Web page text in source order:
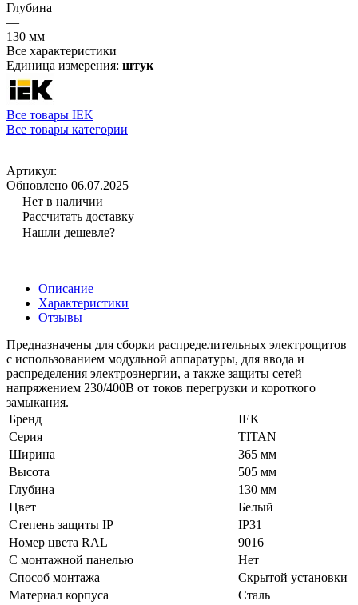
Глубина
—
130 мм
Все характеристики
Единица измерения: штук
Все товары IEK
Все товары категории
Артикул:
Обновлено 06.07.2025
Нет в наличии
Рассчитать доставку
Нашли дешевле?
Описание
Характеристики
Отзывы
Предназначены для сборки распределительных электрощитов
с использованием модульной аппаратуры, для ввода и
распределения электроэнергии, а также защиты сетей
напряжением 230/400В от токов перегрузки и короткого
замыкания.
Бренд
IEK
Серия
TITAN
Ширина
365 мм
Высота
505 мм
Глубина
130 мм
Цвет
Белый
Степень защиты IP
IP31
Номер цвета RAL
9016
С монтажной панелью
Нет
Способ монтажа
Скрытой установки
Материал корпуса
Сталь